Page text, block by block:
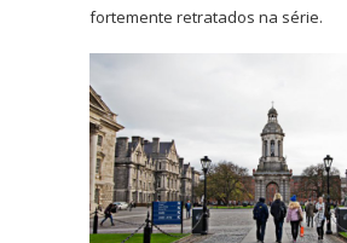
fortemente retratados na série.